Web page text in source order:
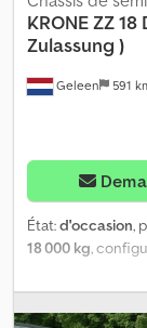
Geleen 591
KRONEZZ 18
Zulassung )
État:d'occasion,
18 000 kg,
1 150 mm, Année
ZZ Dolly 2